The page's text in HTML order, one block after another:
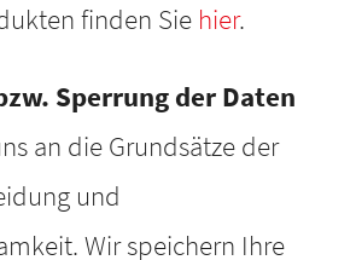
finden Sie hier.
Sperrung der Daten
an die Grundsätze der
und
Wir speichern Ihre